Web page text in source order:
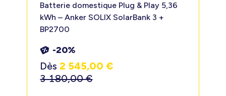
Batterie domestique Plug & Play 5,36
kWh – Anker SOLIX SolarBank 3 +
BP2700
-20%
Dès 2 545,00€
3 180,00€